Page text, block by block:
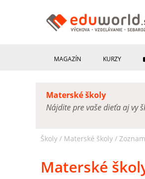
MAGAZÍN KURZY
Materské školy
Nájdite pre vaše dieťa aj vy
Školy / Materské školy /
Materské